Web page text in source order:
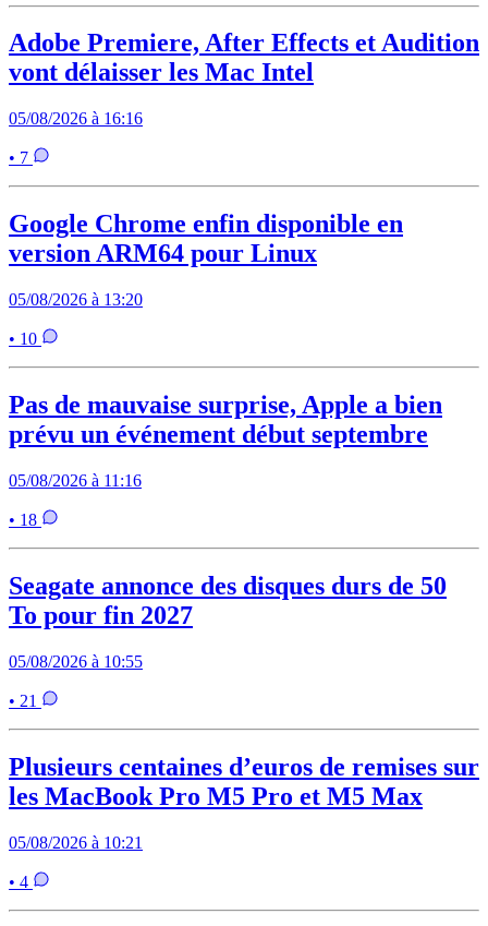
Adobe Premiere, After Effects et Audition
vont délaisser les Mac Intel
05/08/2026 à 16:16
• 7
Google Chrome enfin disponible en
version ARM64 pour Linux
05/08/2026 à 13:20
• 10
Pas de mauvaise surprise, Apple a bien
prévu un événement début septembre
05/08/2026 à 11:16
• 18
Seagate annonce des disques durs de 50
To pour fin 2027
05/08/2026 à 10:55
• 21
Plusieurs centaines d’euros de remises sur
les MacBook Pro M5 Pro et M5 Max
05/08/2026 à 10:21
• 4